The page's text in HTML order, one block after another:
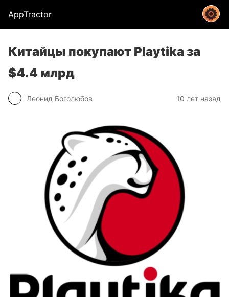
AppTractor
Китайцы покупают Playtika за
$4.4 млрд
Леонид Боголюбов 10 лет назад